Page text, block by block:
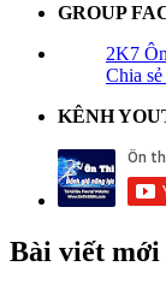
GROUP
2K7
Chia
KÊNH
Bài viết mới